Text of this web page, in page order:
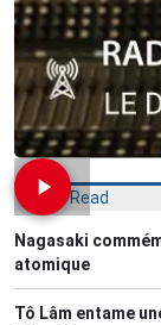
Most Read
Nagasaki
atomique
Tô Lâm entame